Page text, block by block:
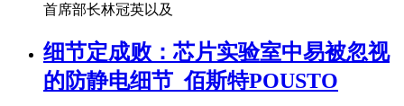
首席部长林冠英以及
细节定成败：芯片实验室中易被忽视
的防静电细节_佰斯特POUSTO